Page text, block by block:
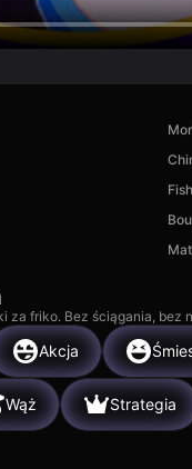
za friko. Bez ściągania,
Akcja
Wąż Strategia